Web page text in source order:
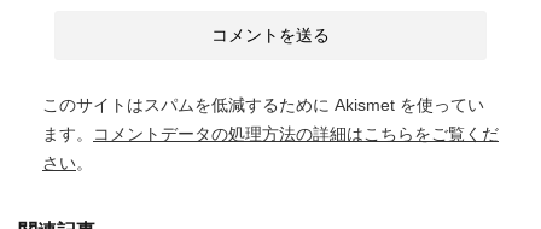
このサイトはスパムを低減するために Akismet を使ってい
ます。
コメントデータの処理方法の詳細はこちらをご覧くだ
さい。